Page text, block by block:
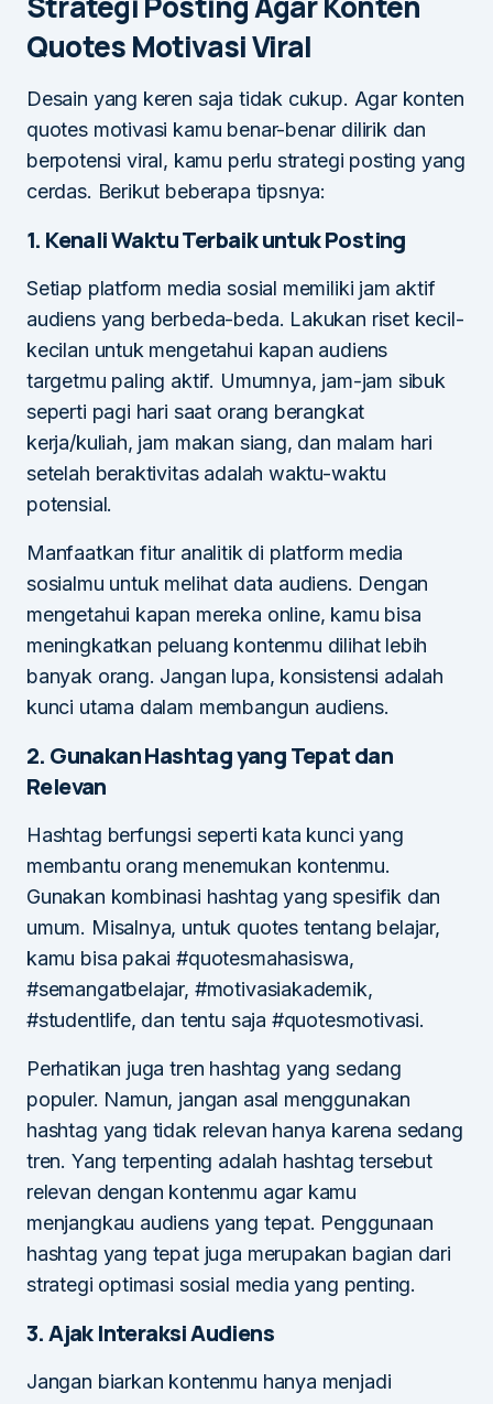
Quotes Motivasi Viral
Desain yang keren saja tidak cukup. Agar konten
quotes motivasi kamu benar-benar dilirik dan
berpotensi viral, kamu perlu strategi posting yang
cerdas. Berikut beberapa tipsnya:
1. Kenali Waktu Terbaik untuk Posting
Setiap platform media sosial memiliki jam aktif
audiens yang berbeda-beda. Lakukan riset kecil-
kecilan untuk mengetahui kapan audiens
targetmu paling aktif. Umumnya, jam-jam sibuk
seperti pagi hari saat orang berangkat
kerja/kuliah, jam makan siang, dan malam hari
setelah beraktivitas adalah waktu-waktu
potensial.
Manfaatkan fitur analitik di platform media
sosialmu untuk melihat data audiens. Dengan
mengetahui kapan mereka online, kamu bisa
meningkatkan peluang kontenmu dilihat lebih
banyak orang. Jangan lupa, konsistensi adalah
kunci utama dalam membangun audiens.
2. Gunakan Hashtag yang Tepat dan
Relevan
Hashtag berfungsi seperti kata kunci yang
membantu orang menemukan kontenmu.
Gunakan kombinasi hashtag yang spesifik dan
umum. Misalnya, untuk quotes tentang belajar,
kamu bisa pakai #quotesmahasiswa,
#semangatbelajar, #motivasiakademik,
#studentlife, dan tentu saja #quotesmotivasi.
Perhatikan juga tren hashtag yang sedang
populer. Namun, jangan asal menggunakan
hashtag yang tidak relevan hanya karena sedang
tren. Yang terpenting adalah hashtag tersebut
relevan dengan kontenmu agar kamu
menjangkau audiens yang tepat. Penggunaan
hashtag yang tepat juga merupakan bagian dari
strategi optimasi sosial media yang penting.
3. Ajak Interaksi Audiens
Jangan biarkan kontenmu hanya menjadi